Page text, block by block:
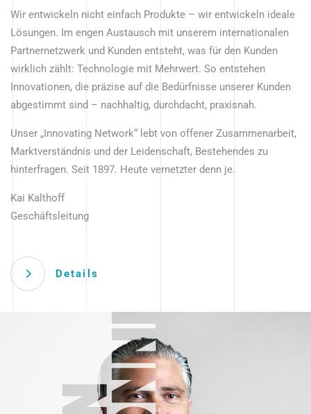
Wir entwickeln nicht einfach Produkte – wir entwickeln ideale
Lösungen. Im engen Austausch mit unserem internationalen
Partnernetzwerk und Kunden entsteht, was für den Kunden
wirklich zählt: Technologie mit Mehrwert. So entstehen
Innovationen, die präzise auf die Bedürfnisse unserer Kunden
abgestimmt sind – nachhaltig, durchdacht, praxisnah.
Unser „Innovating Network“ lebt von offener Zusammenarbeit,
Marktverständnis und der Leidenschaft, Bestehendes zu
hinterfragen. Seit 1897. Heute vernetzter denn je.
Kai Kalthoff
Geschäftsleitung
Details